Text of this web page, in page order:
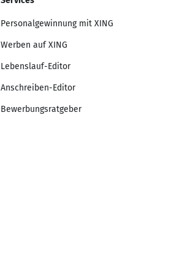
Personalgewinnung mit XING
Werben auf XING
Lebenslauf-Editor
Anschreiben-Editor
Bewerbungsratgeber